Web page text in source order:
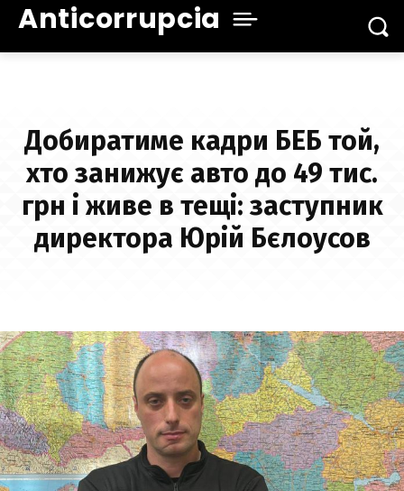
Anticorrupcia
Добиратиме кадри БЕБ той,
хто занижує авто до 49 тис.
грн і живе в тещі: заступник
директора Юрій Бєлоусов